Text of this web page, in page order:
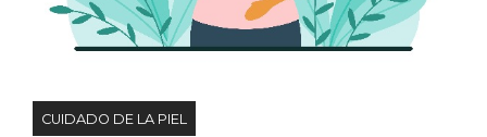
CUIDADO DE LA PIEL